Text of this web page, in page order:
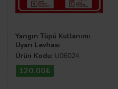
Yangın Tüpü Kullanımı
Uyarı Levhası
Ürün Kodu: U06024
120,00₺